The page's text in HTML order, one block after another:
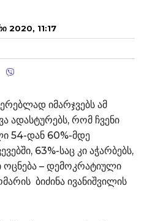
2020, 11:17
იმარჯვებს ამ
ადასტურებს, რომ ჩვენი
54-დან 60%-მდე
63%-საც კი აჭარბებს,
ოცნება – დემოკრატიული
ბიძინა ივანიშვილის